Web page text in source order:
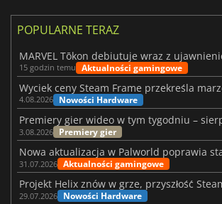
POPULARNE TERAZ
15 godzin temu Aktualności gamingowe
4.08.2026 Nowości Hardware
3.08.2026 Premiery gier
31.07.2026 Aktualności gamingowe
29.07.2026 Nowości Hardware